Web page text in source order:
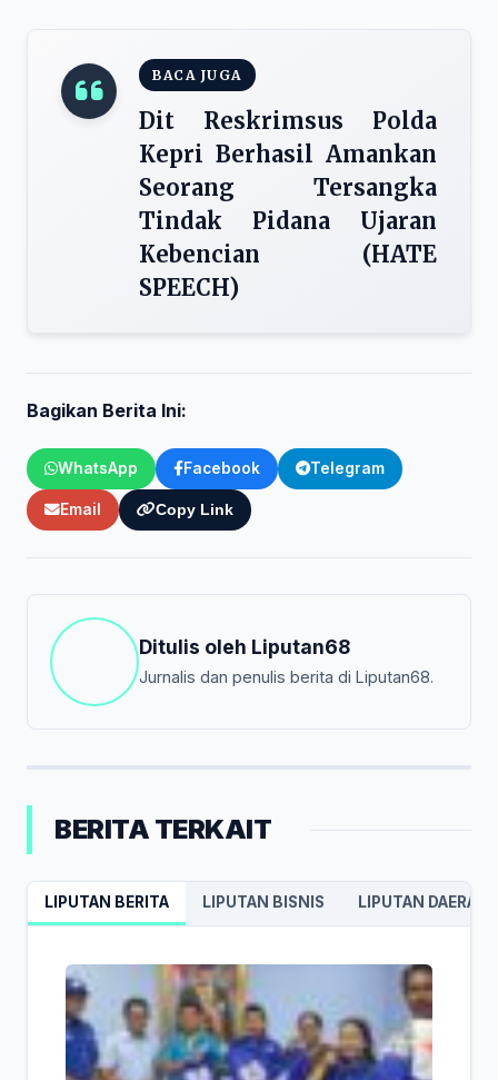
BACA JUGA
Dit Reskrimsus Polda
Kepri Berhasil Amankan
Seorang Tersangka
Tindak Pidana Ujaran
Kebencian (HATE
SPEECH)
Bagikan Berita Ini:
WhatsApp Facebook Telegram
Email Copy Link
Ditulis oleh Liputan68
Jurnalis dan penulis berita di Liputan68.
BERITA TERKAIT
LIPUTAN BERITA LIPUTAN BISNIS LIPUTAN DAERAH